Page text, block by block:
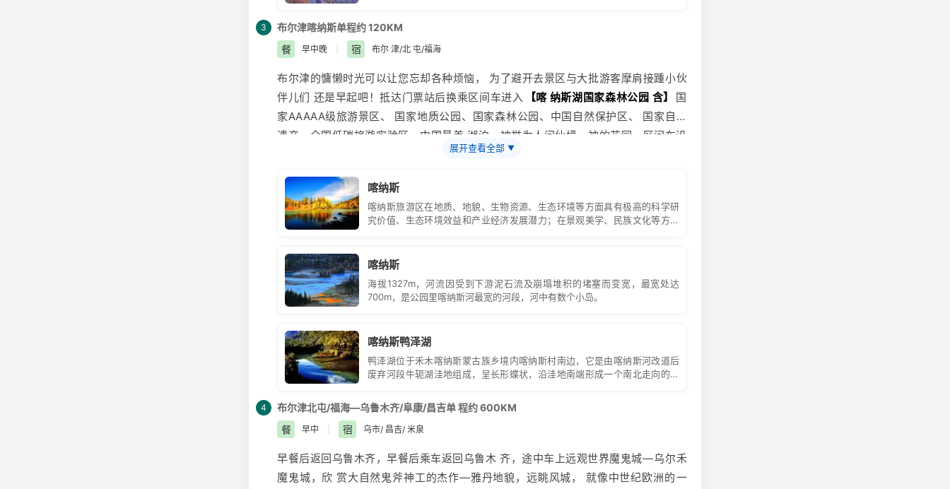
3 布尔津喀纳斯单程约 120KM
餐
早中晚 宿 布尔 津/北 屯/福海
布尔津的慵懒时光可以让您忘却各种烦恼， 为了避开去景区与大批游客摩肩接踵小伙
伴儿们 还是早起吧！抵达门票站后换乘区间车进入
【喀 纳斯湖国家森林公园 含】
国
家AAAAA级旅游景区、 国家地质公园、国家森林公园、中国自然保护区、 国家自然
遗产、全国低碳旅游实验区、中国最美 湖泊，被誉为人间仙境、神的花园。区间车沿
、【神仙湾】
在白桦林和中国唯一的西伯利亚泰加林走 廊中漫步，在中国最深的冰碛堰塞湖区探寻
原始部落、湖怪、浮木、佛光及变色之谜。 置身东方瑞士的炫美风光之中，尽享神仙
后花园的舒适与悠闲。嫩绿的草原以及图瓦 人星星点点的小木屋，构成了一幅美轮美
奂的图画，堪称人间仙境。感受民族风俗， 聆听天籁之音“苏尔”乐器演奏。
悍，善骑术、滑雪，能歌善舞，现基本保持 着比较原始的生活方式。原木垒起的木屋
散布村中，小桥流水、炊烟袅袅、奶酒飘香。 古朴的小村景致，象喀纳斯湖一样充满
神秘色彩。晚入住酒店 温馨提示:景区里紫外线照射强烈，早晚温差大，天气干燥，
展开查看全部 ▼
喀纳斯
喀纳斯旅游区在地质、地貌、生物资源、生态环境等方面具有极高的科学研
究价值、生态环境效益和产业经济发展潜力；在景观美学、民族文化等方面
喀纳斯
海拔1327m，河流因受到下游泥石流及崩塌堆积的堵塞而变宽，最宽处达
700m，是公园里喀纳斯河最宽的河段，河中有数个小岛。
喀纳斯鸭泽湖
鸭泽湖位于禾木喀纳斯蒙古族乡境内喀纳斯村南边，它是由喀纳斯河改道后
废弃河段牛轭湖洼地组成，呈长形蝶状，沿洼地南端形成一个南北走向的宽
4 布尔津北屯/福海—乌鲁木齐/阜康/昌吉单 程约 600KM
餐
早中 宿 乌市/ 昌吉/ 米泉
早餐后返回乌鲁木齐，早餐后乘车返回乌鲁木 齐，途中车上远观世界魔鬼城—乌尔禾
魔鬼城，欣 赏大自然鬼斧神工的杰作—雅丹地貌，远眺风城， 就像中世纪欧洲的一